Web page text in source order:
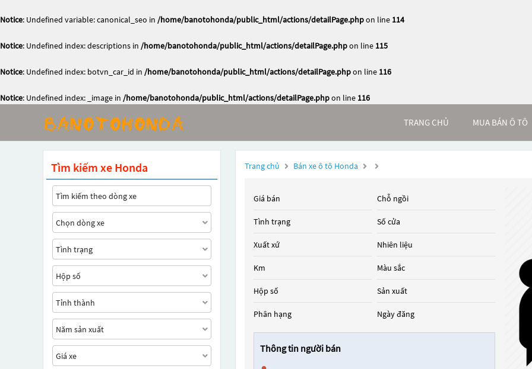
Notice: Undefined variable: canonical_seo in /home/banotohonda/public_html/actions/detailPage.phpon line 114
Notice: Undefined index: descriptions in /home/banotohonda/public_html/actions/detailPage.phpon line 115
Notice: Undefined index: botvn_car_id in /home/banotohonda/public_html/actions/detailPage.phpon line 116
Notice: Undefined index: _image in /home/banotohonda/public_html/actions/detailPage.phpon line 116
TRANG CHỦ MUA BÁN Ô TÔ
Trang chủ Bán xe ô tô Honda
Giá bán
Tình trạng
Xuất xứ
Km
Hộp số
Phân hạng
Chỗ ngồi
Số cửa
Nhiên liệu
Màu sắc
Sản xuất
Ngày đăng
Thông tin người bán
Tìm kiếm xe Honda